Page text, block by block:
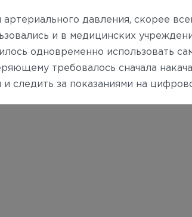
давления, скорее
и в медицинских
одновременно использовать
требовалось сначала
и следить за показаниями на